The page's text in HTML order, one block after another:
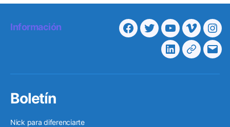
Información
Facebook
TwitterYoutubeVimeo
LinkedinTelegram
Boletín
Nick para diferenciarte